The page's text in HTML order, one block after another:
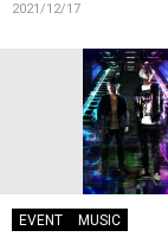
2021/12/17
EVENT MUSIC